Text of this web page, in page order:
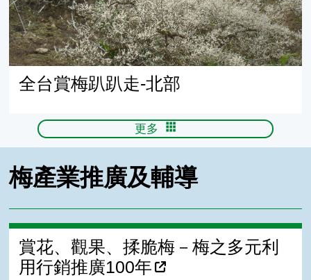
全台賞梅趴趴走-北部
更多
梅產業推廣及輔導
賞花、觀果、揉脆梅－梅之多元利
用行銷推廣100年